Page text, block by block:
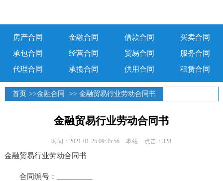
房产合同 金融合同 借款合同
买卖合同
承包合同
经营合同 贸易合同
服务合同
代理合同
承揽合同 供用合同 租赁合同
首页 >>金融合同 >> 金融贸易行业劳动合同书
金融贸易行业劳动合同书
时间：2021-01-25 09:35:56 本站 点击：328
金融贸易行业劳动合同书
合同编号：_________